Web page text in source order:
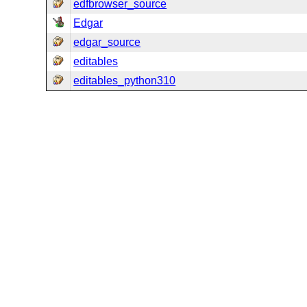
edfbrowser_source
Edgar
edgar_source
editables
editables_python310